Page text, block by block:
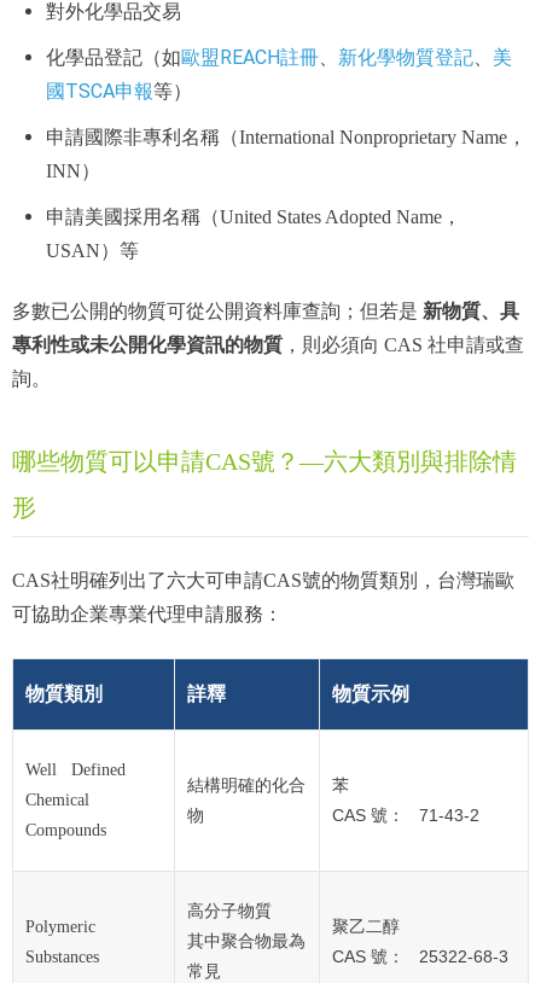
對外化學品交易
化學品登記（如歐盟REACH註冊、 新化學物質登記、 美
國TSCA申報等）
申請國際非專利名稱（International Nonproprietary Name，
INN）
申請美國採用名稱（United States Adopted Name，
USAN）等
多數已公開的物質可從公開資料庫查詢；但若是 新物質、具
專利性或未公開化學資訊的物質 ，則必須向 CAS 社申請或查
詢。
哪些物質可以申請CAS號？—六大類別與排除情
形
CAS社明確列出了六大可申請CAS號的物質類別，台灣瑞歐
可協助企業專業代理申請服務：
物質類別 詳釋 物質示例
Well Defined
Chemical
Compounds
結構明確的化合
物
苯
CAS 號 ： 71-43-2
Polymeric
Substances
高分子物質
其中聚合物最為
常見
聚乙二醇
CAS 號： 25322-68-3